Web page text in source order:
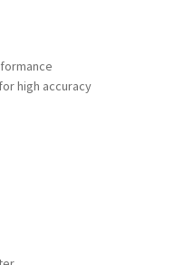
high accuracy